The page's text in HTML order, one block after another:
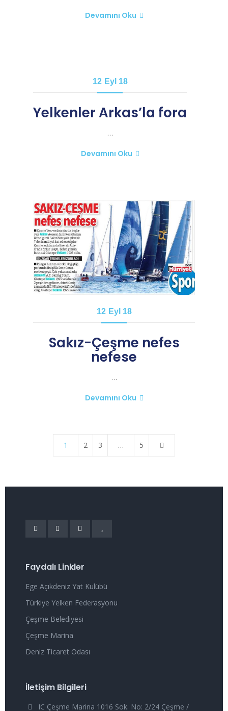
Devamını Oku
12 Eyl 18
Yelkenler Arkas’la fora
…
Devamını Oku
12 Eyl 18
Sakız-Çeşme nefes
nefese
…
Devamını Oku
1 2 3 … 5
Faydalı Linkler
Ege Açıkdeniz Yat Kulübü
Türkiye Yelken Federasyonu
Çeşme Belediyesi
Çeşme Marina
Deniz Ticaret Odası
İletişim Bilgileri
IC Çeşme Marina 1016 Sok. No: 2/24 Çeşme /